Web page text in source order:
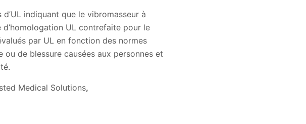
indiquant que le vibromasseur à
UL contrefaite pour le
par UL en fonction des normes
de blessure causées aux personnes et
Medical Solutions,